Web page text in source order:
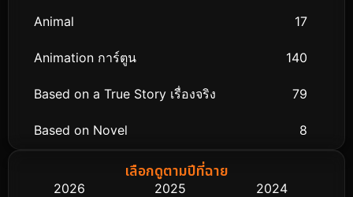
Animal 17
Animation การ์ตูน 140
Based on a True Story เรื่องจริง 79
Based on Novel 8
Biography ชีวิตจริงเลือกดูตามปีที่ฉาย
2026 2025
2024